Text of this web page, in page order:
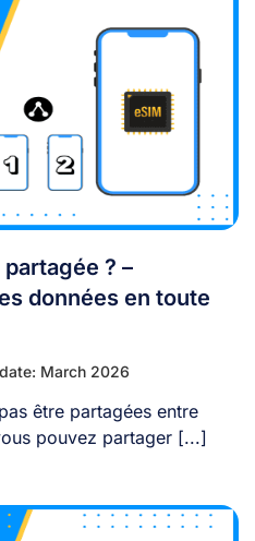
? –
données en toute
March 2026
être partagées entre
pouvez partager [...]